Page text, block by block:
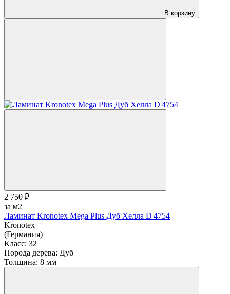
В корзину
2 750 ₽
за м2
Ламинат Kronotex Mega Plus Дуб Хелла D 4754
Kronotex
(Германия)
Класс: 32
Порода дерева: Дуб
Толщина: 8 мм